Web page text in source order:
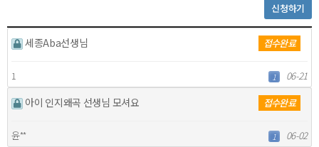
신청하기
세종Aba선생님 접수완료
1 1 06-21
아이 인지왜곡 선생님 모셔요 접수완료
윤** 1 06-02